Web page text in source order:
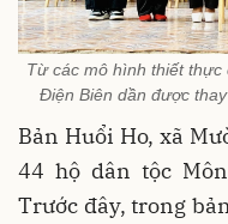
Từ các mô hình thiết
Điện Biên dần được
Bản Huổi Ho, xã
44 hộ dân tộc
Trước đây, trong